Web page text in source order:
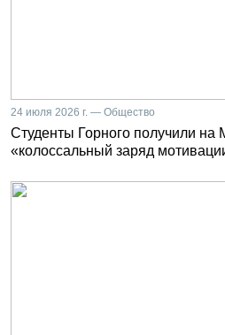
24 июля 2026 г. — Общество
Студенты Горного получили на
«колоссальный заряд